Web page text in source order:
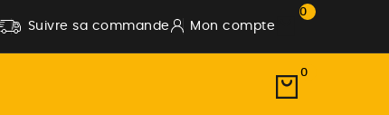
Suivre sa commande Mon compte
0
0